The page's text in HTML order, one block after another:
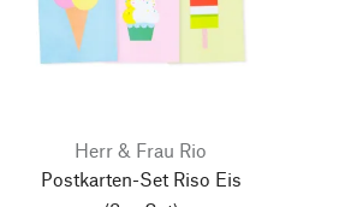
Herr & Frau Rio
Postkarten-Set Riso Eis